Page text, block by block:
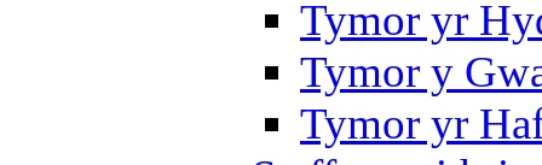
Tymor yr
Tymor y
Tymor yr